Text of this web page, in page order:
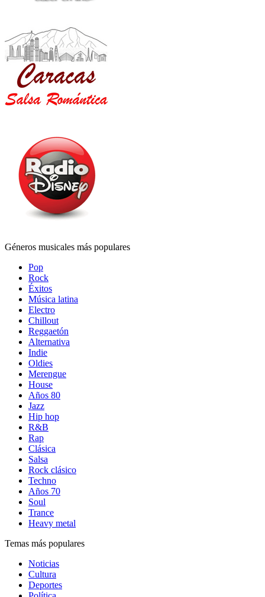
Géneros musicales más populares
Pop
Rock
Éxitos
Música latina
Electro
Chillout
Reggaetón
Alternativa
Indie
Oldies
Merengue
House
Años 80
Jazz
Hip hop
R&B
Rap
Clásica
Salsa
Rock clásico
Techno
Años 70
Soul
Trance
Heavy metal
Temas más populares
Noticias
Cultura
Deportes